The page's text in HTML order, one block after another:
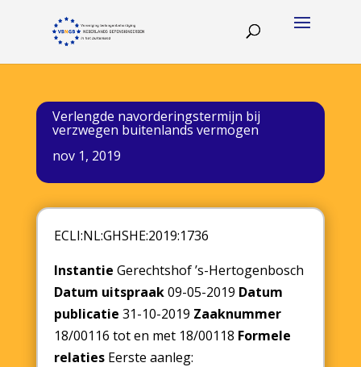
Verlengde navorderingstermijn bij
verzwegen buitenlands vermogen
nov 1, 2019
ECLI:NL:GHSHE:2019:1736
Instantie Gerechtshof ’s-Hertogenbosch
Datum uitspraak09-05-2019 Datum
publicatie 31-10-2019 Zaaknummer
18/00116 tot en met 18/00118 Formele
relaties Eerste aanleg: